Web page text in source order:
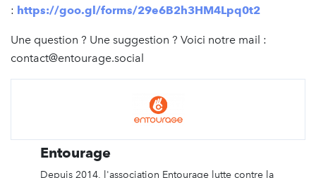
: https://goo.gl/forms/29e6B2h3HM4Lpq0t2
Une question ? Une suggestion ? Voici notre mail :
contact@entourage.social
Entourage
Depuis 2014, l'association Entourage lutte contre la